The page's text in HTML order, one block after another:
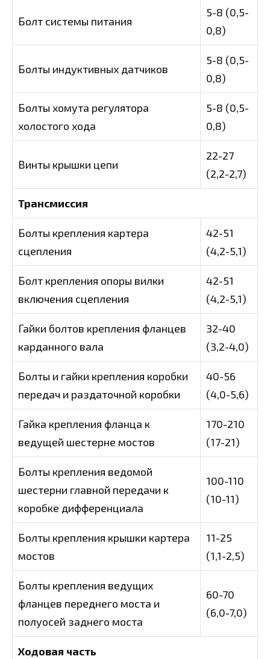
Болт системы питания
5-8 (0,5-
0,8)
Болты индуктивных датчиков
5-8 (0,5-
0,8)
Болты хомута регулятора
холостого хода
5-8 (0,5-
0,8)
Винты крышки цепи
22-27
(2,2-2,7)
Трансмиссия
Болты крепления картера
сцепления
42-51
(4,2-5,1)
Болт крепления опоры вилки
включения сцепления
42-51
(4,2-5,1)
Гайки болтов крепления фланцев
карданного вала
32-40
(3,2-4,0)
Болты и гайки крепления коробки
передач и раздаточной коробки
40-56
(4,0-5,6)
Гайка крепления фланца к
ведущей шестерне мостов
170-210
(17-21)
Болты крепления ведомой
шестерни главной передачи к
коробке дифференциала
100-110
(10-11)
Болты крепления крышки картера
мостов
11-25
(1,1-2,5)
Болты крепления ведущих
фланцев переднего моста и
полуосей заднего моста
60-70
(6,0-7,0)
Ходовая часть